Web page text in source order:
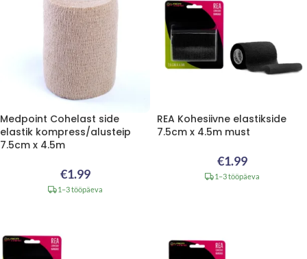
Medpoint Cohelast side
elastik kompress/alusteip
7.5cm x 4.5m
€1.99
1–3 tööpäeva
REA Kohesiivne elastikside
7.5cm x 4.5m must
€1.99
1–3 tööpäeva